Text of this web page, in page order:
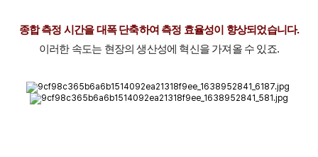
종합 측정 시간을 대폭 단축하여 측정 효율성이 향상되었습니다.
이러한 속도는 현장의 생산성에 혁신을 가져올 수 있죠.